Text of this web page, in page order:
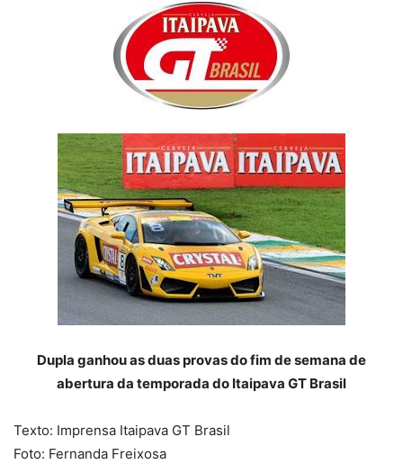
Dupla ganhou as duas provas do fim de semana de
abertura da temporada do Itaipava GT Brasil
Texto: Imprensa Itaipava GT Brasil
Foto: Fernanda Freixosa